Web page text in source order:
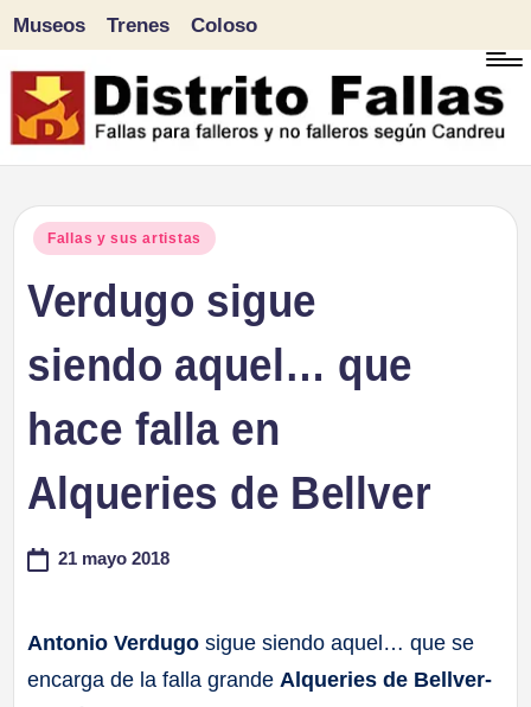
Saltar
al
Museos Trenes Coloso
Publicado
Fallas y sus artistas
Verdugo sigue
siendo aquel… que
hace falla en
Alqueries de Bellver
21 mayo 2018
Antonio Verdugo sigue siendo aquel… que se
encarga de la falla grande Alqueries de Bellver-